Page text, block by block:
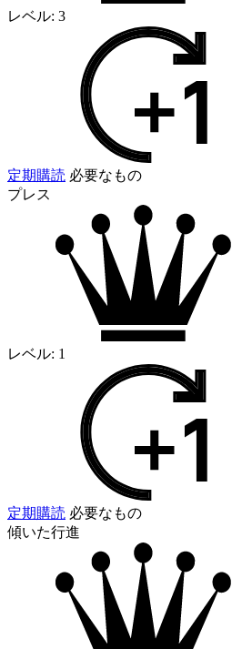
レベル: 3
定期購読 必要なもの
プレス
レベル: 1
定期購読 必要なもの
傾いた行進